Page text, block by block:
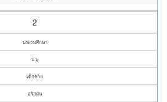
2
ประถมศึกษา
ป.๖
เด็กชาย
อริสมัน